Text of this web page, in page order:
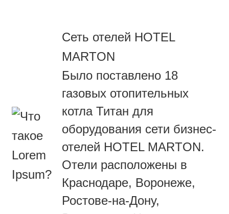
Сеть отелей HOTEL
MARTON
Было поставлено 18
газовых отопительных
котла Титан для
оборудования сети бизнес-
отелей HOTEL MARTON.
Отели расположены в
Краснодаре, Воронеже,
Ростове-на-Дону,